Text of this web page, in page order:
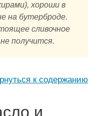
хороши в
на бутерброде.
сливочное
получится.
к содержанию
и